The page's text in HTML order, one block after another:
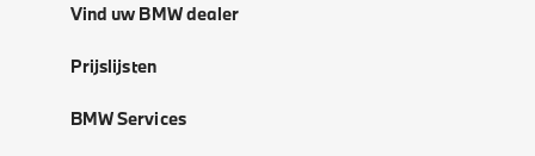
Vind uw BMW dealer
Prijslijsten
BMW Services